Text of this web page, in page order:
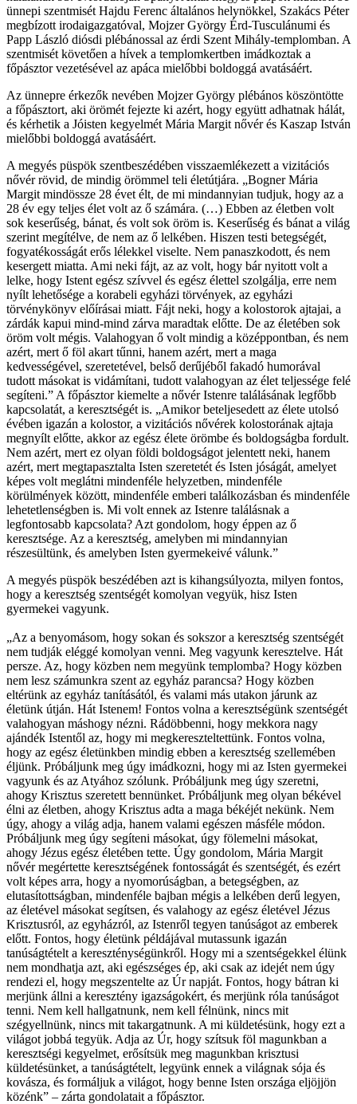
ünnepi szentmisét Hajdu Ferenc általános helynökkel, Szakács Péter
megbízott irodaigazgatóval, Mojzer György Érd-Tusculánumi és
Papp László diósdi plébánossal az érdi Szent Mihály-templomban. A
szentmisét követően a hívek a templomkertben imádkoztak a
főpásztor vezetésével az apáca mielőbbi boldoggá avatásáért.
Az ünnepre érkezők nevében Mojzer György plébános köszöntötte
a főpásztort, aki örömét fejezte ki azért, hogy együtt adhatnak hálát,
és kérhetik a Jóisten kegyelmét Mária Margit nővér és Kaszap István
mielőbbi boldoggá avatásáért.
A megyés püspök szentbeszédében visszaemlékezett a vizitációs
nővér rövid, de mindig örömmel teli életútjára. „Bogner Mária
Margit mindössze 28 évet élt, de mi mindannyian tudjuk, hogy az a
28 év egy teljes élet volt az ő számára. (…) Ebben az életben volt
sok keserűség, bánat, és volt sok öröm is. Keserűség és bánat a világ
szerint megítélve, de nem az ő lelkében. Hiszen testi betegségét,
fogyatékosságát erős lélekkel viselte. Nem panaszkodott, és nem
kesergett miatta. Ami neki fájt, az az volt, hogy bár nyitott volt a
lelke, hogy Istent egész szívvel és egész élettel szolgálja, erre nem
nyílt lehetősége a korabeli egyházi törvények, az egyházi
törvénykönyv előírásai miatt. Fájt neki, hogy a kolostorok ajtajai, a
zárdák kapui mind-mind zárva maradtak előtte. De az életében sok
öröm volt mégis. Valahogyan ő volt mindig a középpontban, és nem
azért, mert ő föl akart tűnni, hanem azért, mert a maga
kedvességével, szeretetével, belső derűjéből fakadó humorával
tudott másokat is vidámítani, tudott valahogyan az élet teljessége felé
segíteni.” A főpásztor kiemelte a nővér Istenre találásának legfőbb
kapcsolatát, a keresztségét is. „Amikor beteljesedett az élete utolsó
évében igazán a kolostor, a vizitációs nővérek kolostorának ajtaja
megnyílt előtte, akkor az egész élete örömbe és boldogságba fordult.
Nem azért, mert ez olyan földi boldogságot jelentett neki, hanem
azért, mert megtapasztalta Isten szeretetét és Isten jóságát, amelyet
képes volt meglátni mindenféle helyzetben, mindenféle
körülmények között, mindenféle emberi találkozásban és mindenféle
lehetetlenségben is. Mi volt ennek az Istenre találásnak a
legfontosabb kapcsolata? Azt gondolom, hogy éppen az ő
keresztsége. Az a keresztség, amelyben mi mindannyian
részesültünk, és amelyben Isten gyermekeivé válunk.”
A megyés püspök beszédében azt is kihangsúlyozta, milyen fontos,
hogy a keresztség szentségét komolyan vegyük, hisz Isten
gyermekei vagyunk.
„Az a benyomásom, hogy sokan és sokszor a keresztség szentségét
nem tudják eléggé komolyan venni. Meg vagyunk keresztelve. Hát
persze. Az, hogy közben nem megyünk templomba? Hogy közben
nem lesz számunkra szent az egyház parancsa? Hogy közben
eltérünk az egyház tanításától, és valami más utakon járunk az
életünk útján. Hát Istenem! Fontos volna a keresztségünk szentségét
valahogyan máshogy nézni. Rádöbbenni, hogy mekkora nagy
ajándék Istentől az, hogy mi megkereszteltettünk. Fontos volna,
hogy az egész életünkben mindig ebben a keresztség szellemében
éljünk. Próbáljunk meg úgy imádkozni, hogy mi az Isten gyermekei
vagyunk és az Atyához szólunk. Próbáljunk meg úgy szeretni,
ahogy Krisztus szeretett bennünket. Próbáljunk meg olyan békével
élni az életben, ahogy Krisztus adta a maga békéjét nekünk. Nem
úgy, ahogy a világ adja, hanem valami egészen másféle módon.
Próbáljunk meg úgy segíteni másokat, úgy fölemelni másokat,
ahogy Jézus egész életében tette. Úgy gondolom, Mária Margit
nővér megértette keresztségének fontosságát és szentségét, és ezért
volt képes arra, hogy a nyomorúságban, a betegségben, az
elutasítottságban, mindenféle bajban mégis a lelkében derű legyen,
az életével másokat segítsen, és valahogy az egész életével Jézus
Krisztusról, az egyházról, az Istenről tegyen tanúságot az emberek
előtt. Fontos, hogy életünk példájával mutassunk igazán
tanúságtételt a kereszténységünkről. Hogy mi a szentségekkel élünk
nem mondhatja azt, aki egészséges ép, aki csak az idejét nem úgy
rendezi el, hogy megszentelte az Úr napját. Fontos, hogy bátran ki
merjünk állni a keresztény igazságokért, és merjünk róla tanúságot
tenni. Nem kell hallgatnunk, nem kell félnünk, nincs mit
szégyellnünk, nincs mit takargatnunk. A mi küldetésünk, hogy ezt a
világot jobbá tegyük. Adja az Úr, hogy szítsuk föl magunkban a
keresztségi kegyelmet, erősítsük meg magunkban krisztusi
küldetésünket, a tanúságtételt, legyünk ennek a világnak sója és
kovásza, és formáljuk a világot, hogy benne Isten országa eljöjjön
közénk” – zárta gondolatait a főpásztor.